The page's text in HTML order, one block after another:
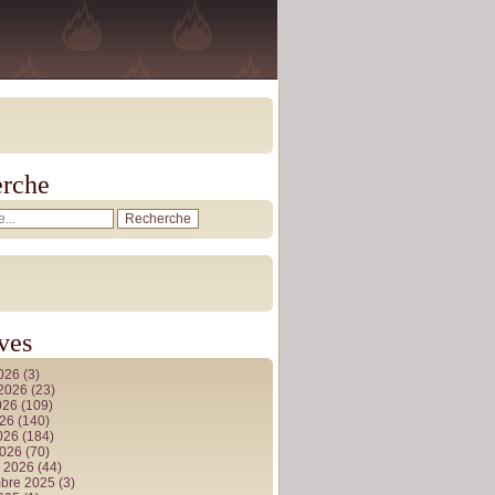
(3)
(23)
(109)
(140)
(184)
(70)
2026 (44)
2025 (3)